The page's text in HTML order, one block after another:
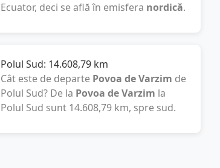
Ecuator, deci se află în emisfera nordică.
Polul Sud: 14.608,79 km
Cât este de departe Povoa de Varzim de
Polul Sud? De la Povoa de Varzim la
Polul Sud sunt 14.608,79 km, spre sud.